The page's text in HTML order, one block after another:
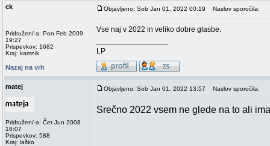
ck
Pridružen/-a: Pon Feb 2009
19:27
Prispevkov: 1682
Kraj: kamnik
Objavljeno: Sob Jan 01, 2022 00:19 Naslov sporočila:
Vse naj v 2022 in veliko dobre glasbe.
LP
Nazaj na vrh
matej
Pridružen/-a: Čet Jun 2008
18:07
Prispevkov: 588
Kraj: laško
Objavljeno: Sob Jan 01, 2022 13:57 Naslov sporočila:
Srečno 2022 vsem ne glede na to ali